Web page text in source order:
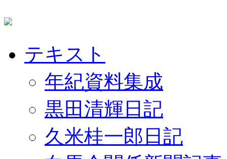
テキスト
年紀資料集成
黒田清輝日記
久米桂一郎日記